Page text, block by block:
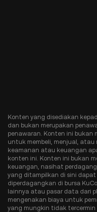
Konten yang disediakan
dan bukan merupakan
penawaran. Konten ini bukan
untuk membeli, menjual,
keamanan atau keuangan
konten ini. Konten ini bukan
keuangan, nasihat
yang ditampilkan di sini
diperdagangkan di bursa
lainnya atau pasar data dari
mengenakan biaya untuk
yang mungkin tidak tercermin